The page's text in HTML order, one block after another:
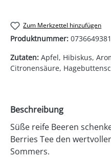
Zum Merkzettel hinzufügen
Produktnummer:
Zutaten: Apfel, Hibiskus,
Citronensäure,
Beschreibung
Süße reife Beeren
Berries Tee den
Sommers.